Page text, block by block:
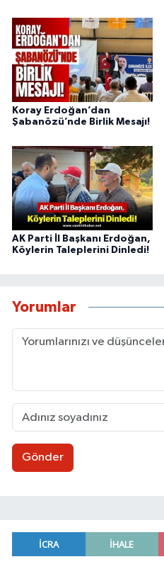
Koray Erdoğan’dan
Şabanözü’nde Birlik Mesajı!
AK Parti İl Başkanı Erdoğan,
Köylerin Taleplerini Dinledi!
Yorumlar
Gönder